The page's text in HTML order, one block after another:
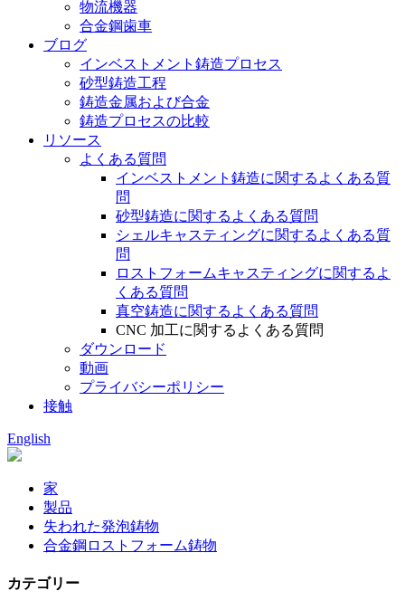
物流機器
合金鋼歯車
ブログ
インベストメント鋳造プロセス
砂型鋳造工程
鋳造金属および合金
鋳造プロセスの比較
リソース
よくある質問
インベストメント鋳造に関するよくある質
問
砂型鋳造に関するよくある質問
シェルキャスティングに関するよくある質
問
ロストフォームキャスティングに関するよ
くある質問
真空鋳造に関するよくある質問
CNC 加工に関するよくある質問
ダウンロード
動画
プライバシーポリシー
接触
English
家
製品
失われた発泡鋳物
合金鋼ロストフォーム鋳物
カテゴリー